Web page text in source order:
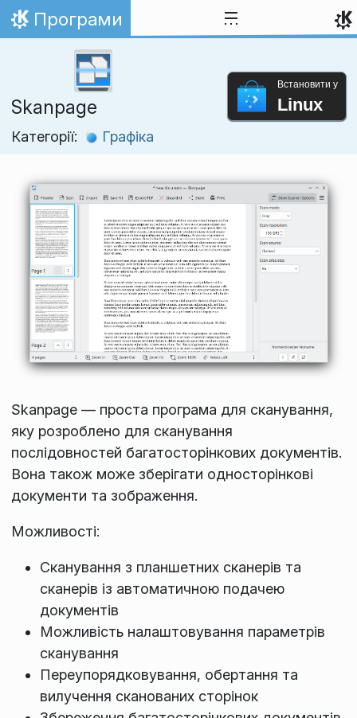
Перейти до вмісту
Домівка
Програми
Skanpage
Категорії: Графіка
Встановити у
Linux
Skanpage — проста програма для сканування,
яку розроблено для сканування
послідовностей багатосторінкових документів.
Вона також може зберігати односторінкові
документи та зображення.
Можливості:
Сканування з планшетних сканерів та
сканерів із автоматичною подачею
документів
Можливість налаштовування параметрів
сканування
Переупорядковування, обертання та
вилучення сканованих сторінок